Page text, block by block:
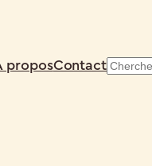
proposContactSearch